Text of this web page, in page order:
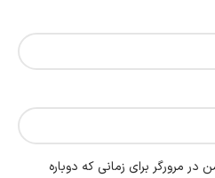
مرورگر برای زمانی که دوباره